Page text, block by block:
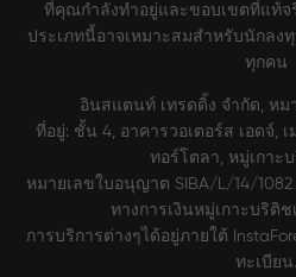
ที่คุณกำลังทำอยู่และขอบเขตที่แท้จ
ประเภทนี้อาจเหมาะสมสำหรับนักลง
ทุกคน
อินสแตนท์ เทรดดิ้ง จำกัด, หมา
ที่อยู่: ชั้น 4, อาคารวอเตอร์ส เอดจ์,
ทอร์โตลา, หมู่เกาะ
หมายเลขใบอนุญาต SIBA/L/14/
ทางการเงินหมู่เกาะบริติช
การบริการต่างๆได้อยู่ภายใต้
ทะเบียน.